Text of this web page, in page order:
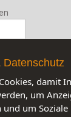
Datenschutz
damit
um
und um Soziale